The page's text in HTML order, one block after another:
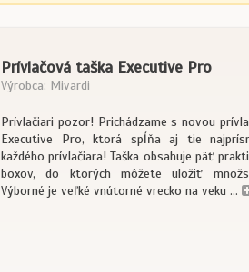
Prívlačová taška Executive Pro
Výrobca: Mivardi
Prívlačiari pozor! Prichádzame s novou
Executive Pro, ktorá spĺňa aj tie
každého prívlačiara! Taška obsahuje päť
boxov, do ktorých môžete uložiť
Výborné je veľké vnútorné vrecko na veku ...